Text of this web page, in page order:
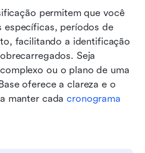
permitem que você
específicas, períodos de
facilitando a identificação
Seja
ou o plano de uma
oferece a clareza e o
manter cada cronograma